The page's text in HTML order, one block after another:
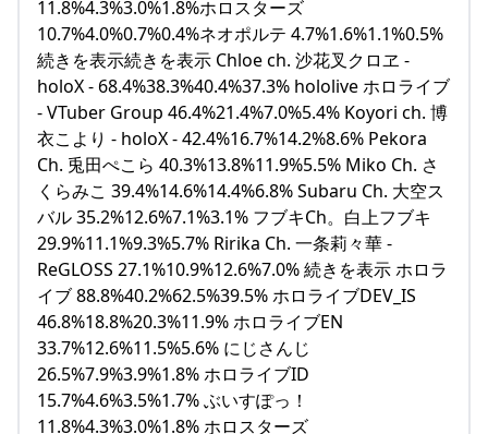
11.8%4.3%3.0%1.8%ホロスターズ
10.7%4.0%0.7%0.4%ネオポルテ 4.7%1.6%1.1%0.5%
続きを表示続きを表示 Chloe ch. 沙花叉クロヱ -
holoX - 68.4%38.3%40.4%37.3% hololive ホロライブ
- VTuber Group 46.4%21.4%7.0%5.4% Koyori ch. 博
衣こより - holoX - 42.4%16.7%14.2%8.6% Pekora
Ch. 兎田ぺこら 40.3%13.8%11.9%5.5% Miko Ch. さ
くらみこ 39.4%14.6%14.4%6.8% Subaru Ch. 大空ス
バル 35.2%12.6%7.1%3.1% フブキCh。白上フブキ
29.9%11.1%9.3%5.7% Ririka Ch. 一条莉々華 ‐
ReGLOSS 27.1%10.9%12.6%7.0% 続きを表示 ホロラ
イブ 88.8%40.2%62.5%39.5% ホロライブDEV_IS
46.8%18.8%20.3%11.9% ホロライブEN
33.7%12.6%11.5%5.6% にじさんじ
26.5%7.9%3.9%1.8% ホロライブID
15.7%4.6%3.5%1.7% ぶいすぽっ！
11.8%4.3%3.0%1.8% ホロスターズ